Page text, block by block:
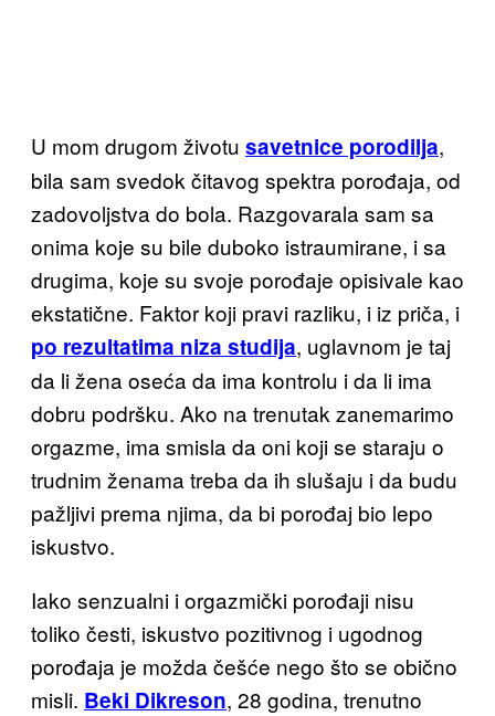
U mom drugom životu savetnice porodilja,
bila sam svedok čitavog spektra porođaja, od
zadovoljstva do bola. Razgovarala sam sa
onima koje su bile duboko istraumirane, i sa
drugima, koje su svoje porođaje opisivale kao
ekstatične. Faktor koji pravi razliku, i iz priča, i
po rezultatima niza studija, uglavnom je taj
da li žena oseća da ima kontrolu i da li ima
dobru podršku. Ako na trenutak zanemarimo
orgazme, ima smisla da oni koji se staraju o
trudnim ženama treba da ih slušaju i da budu
pažljivi prema njima, da bi porođaj bio lepo
iskustvo.
Iako senzualni i orgazmički porođaji nisu
toliko česti, iskustvo pozitivnog i ugodnog
porođaja je možda češće nego što se obično
misli. Beki Dikreson, 28 godina, trenutno